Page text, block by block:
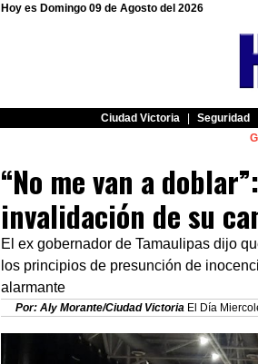
Hoy es Domingo 09 de Agosto del 2026
Ciudad Victoria Seguridad
“No me van a
invalidación de su
El ex gobernador de Tamaulipas dijo
los principios de presunción de
alarmante
Por: Aly Morante/Ciudad Victoria El Día